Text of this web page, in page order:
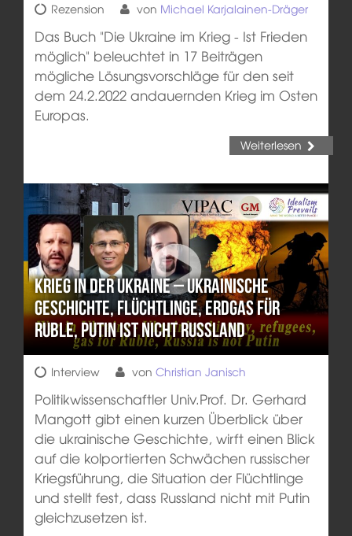
Rezension von Michael Karjalainen-Dräger
Das Buch "Die Ukraine im Krieg - Ist Frieden
möglich" beleuchtet in 17 Beiträgen
mögliche Lösungsvorschläge für den seit
dem 24.2.2022 andauernden Krieg im Osten
Europas.
Weiterlesen
Krieg in der Ukraine – Ukrainische
Geschichte, Flüchtlinge, Erdgas für
Ruble, Putin ist nicht Russland
Interview von Christian Janisch
Politikwissenschaftler Univ.Prof. Dr. Gerhard
Mangott gibt einen kurzen Überblick über
die ukrainische Geschichte, wirft einen Blick
auf die kolportierten Schwächen russischer
Kriegsführung, die Situation der Flüchtlinge
und stellt fest, dass Russland nicht mit Putin
gleichzusetzen ist.